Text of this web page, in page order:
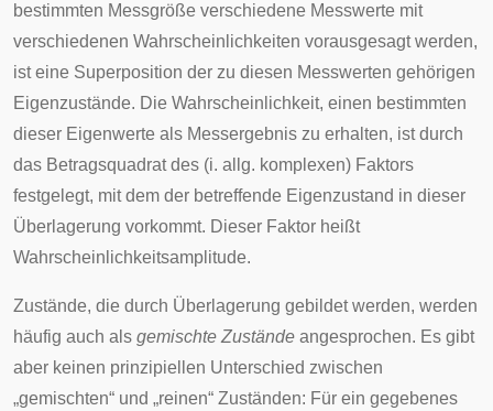
bestimmten Messgröße verschiedene Messwerte mit
verschiedenen Wahrscheinlichkeiten vorausgesagt werden,
ist eine Superposition der zu diesen Messwerten gehörigen
Eigenzustände. Die Wahrscheinlichkeit, einen bestimmten
dieser Eigenwerte als Messergebnis zu erhalten, ist durch
das Betragsquadrat des (i. allg. komplexen) Faktors
festgelegt, mit dem der betreffende Eigenzustand in dieser
Überlagerung vorkommt. Dieser Faktor heißt
Wahrscheinlichkeitsamplitude.
Zustände, die durch Überlagerung gebildet werden, werden
häufig auch als gemischte Zustände angesprochen. Es gibt
aber keinen prinzipiellen Unterschied zwischen
„gemischten“ und „reinen“ Zuständen: Für ein gegebenes